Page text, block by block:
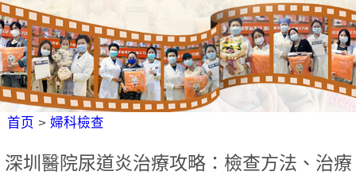
首页 > 婦科檢查
深圳醫院尿道炎治療攻略：檢查方法、治療